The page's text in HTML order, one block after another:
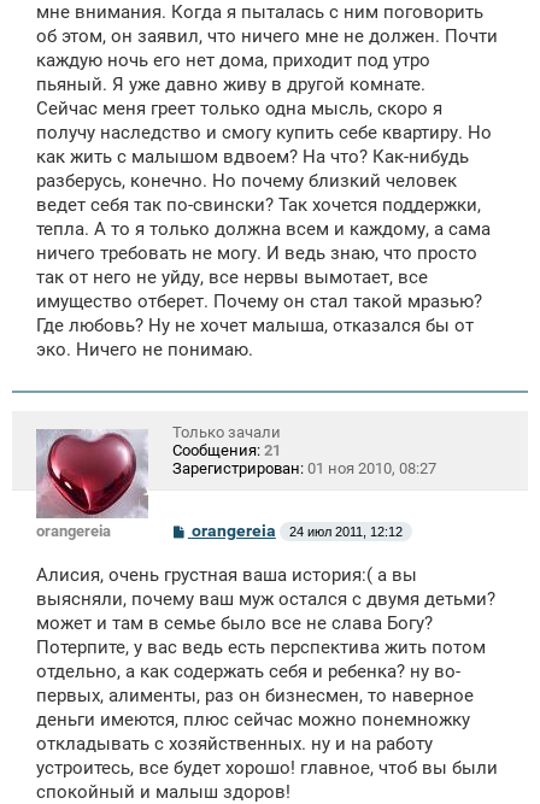
мне внимания. Когда я пыталась с ним поговорить
об этом, он заявил, что ничего мне не должен. Почти
каждую ночь его нет дома, приходит под утро
пьяный. Я уже давно живу в другой комнате.
Сейчас меня греет только одна мысль, скоро я
получу наследство и смогу купить себе квартиру. Но
как жить с малышом вдвоем? На что? Как-нибудь
разберусь, конечно. Но почему близкий человек
ведет себя так по-свински? Так хочется поддержки,
тепла. А то я только должна всем и каждому, а сама
ничего требовать не могу. И ведь знаю, что просто
так от него не уйду, все нервы вымотает, все
имущество отберет. Почему он стал такой мразью?
Где любовь? Ну не хочет малыша, отказался бы от
эко. Ничего не понимаю.
orangereia
Только зачали
Сообщения: 21
Зарегистрирован: 01 ноя 2010, 08:27
С
о
б
щ
е
н
и
orangereia 24 июл 2011, 12:12
Алисия, очень грустная ваша история:( а вы
выясняли, почему ваш муж остался с двумя детьми?
может и там в семье было все не слава Богу?
Потерпите, у вас ведь есть перспектива жить потом
отдельно, а как содержать себя и ребенка? ну во-
первых, алименты, раз он бизнесмен, то наверное
деньги имеются, плюс сейчас можно понемножку
откладывать с хозяйственных. ну и на работу
устроитесь, все будет хорошо! главное, чтоб вы были
спокойный и малыш здоров!